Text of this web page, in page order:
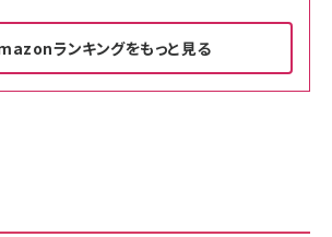
ランキングをもっと見る
880